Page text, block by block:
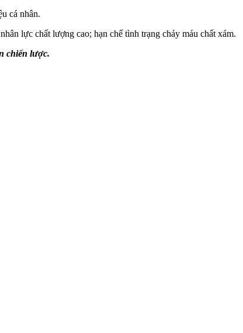
cá nhân.
lực chất lượng cao; hạn chế tình trạng chảy máu chất xám.
chiến lược.